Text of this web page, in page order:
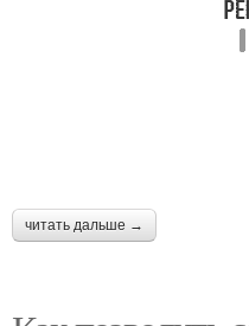
читать дальше →